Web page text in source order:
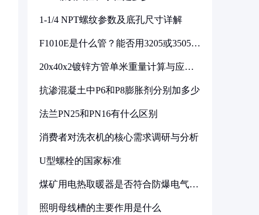
1-1/4 NPT螺纹参数及底孔尺寸详解
F1010E是什么管？能否用3205或3505代
20x40x2镀锌方管单米重量计算与应用
抗渗混凝土中P6和P8膨胀剂分别加多少
法兰PN25和PN16有什么区别
消费者对洗衣机的核心需求调研与分析
U型螺栓的国家标准
煤矿用电热取暖器是否符合防爆电气设
照明母线槽的主要作用是什么